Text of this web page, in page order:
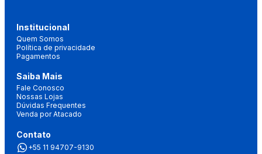
Institucional
Quem Somos
Política de privacidade
Pagamentos
Saiba Mais
Fale Conosco
Nossas Lojas
Dúvidas Frequentes
Venda por Atacado
Contato
+55 11 94707-9130